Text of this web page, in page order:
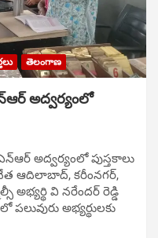
తెలంగాణ
అద్వర్యంలో
అద్వర్యంలో పుస్తకాలు
ఆదిలాబాద్, కరీంనగర్,
వి నరేందర్ రెడ్డి
అభ్యర్థులకు